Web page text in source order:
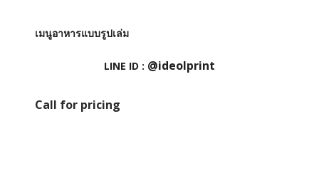
เมนูอาหารแบบรูปเล่ม
LINE ID : @ideolprint
Call for pricing